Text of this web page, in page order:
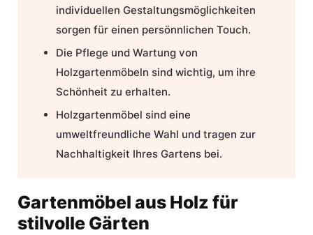
individuellen Gestaltungsmöglichkeiten
sorgen für einen persönnlichen Touch.
Die Pflege und Wartung von
Holzgartenmöbeln sind wichtig, um ihre
Schönheit zu erhalten.
Holzgartenmöbel sind eine
umweltfreundliche Wahl und tragen zur
Nachhaltigkeit Ihres Gartens bei.
Gartenmöbel aus Holz für
stilvolle Gärten